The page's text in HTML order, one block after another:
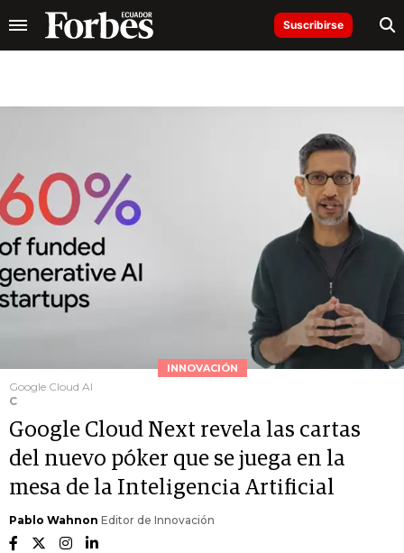
Suscribirse
INNOVACIÓN
Google Cloud AI
C
Google Cloud Next revela las cartas
del nuevo póker que se juega en la
mesa de la Inteligencia Artificial
Pablo Wahnon Editor de Innovación